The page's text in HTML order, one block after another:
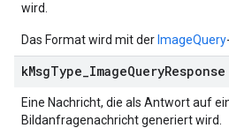
wird.
Das Format wird mit der ImageQuery
kMsgType ImageQueryResponse
Eine Nachricht, die als Antwort auf
Bildanfragenachricht generiert wird.